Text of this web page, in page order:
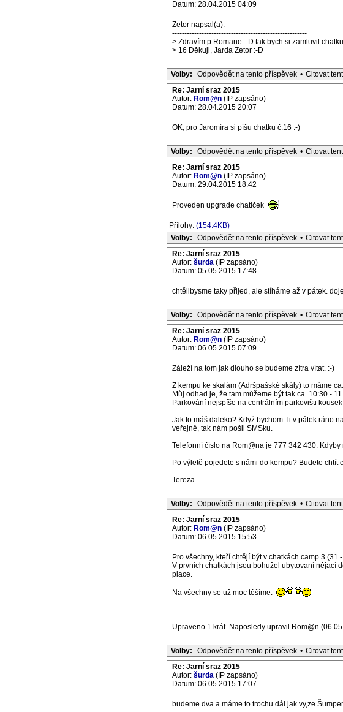
Datum: 28.04.2015 04:09
Zetor napsal(a):
-------------------------------------------------------
> Zdravím p.Romane :-D tak bych si zamluvil
> 16 Děkuji, Jarda Zetor :-D
Volby: Odpovědět na tento příspěvek • Citovat
Re: Jarní sraz 2015
Autor: Rom@n (IP zapsáno)
Datum: 28.04.2015 20:07
OK, pro Jaromíra si píšu chatku č.16 :-)
Volby: Odpovědět na tento příspěvek • Citovat
Re: Jarní sraz 2015
Autor: Rom@n (IP zapsáno)
Datum: 29.04.2015 18:42
Proveden upgrade chatiček
Přílohy: (154.4KB)
Volby:
Odpovědět na tento příspěvek • Citovat
Re: Jarní sraz 2015
Autor: šurda (IP zapsáno)
Datum: 05.05.2015 17:48
chtělibysme taky přijed, ale stíháme až v pátek.
Volby: Odpovědět na tento příspěvek • Citovat
Re: Jarní sraz 2015
Autor: Rom@n (IP zapsáno)
Datum: 06.05.2015 07:09
Záleží na tom jak dlouho se budeme zítra vítat. :-)
Z kempu ke skalám (Adršpašské skály) to máme
Můj odhad je, že tam můžeme být tak ca. 10:30 -
Parkování nejspíše na centrálním parkovišti
Jak to máš daleko? Když bychom Ti v pátek ráno
veřejně, tak nám pošli SMSku.
Telefonní číslo na Rom@na je 777 342 430. Kdyby
Po výletě pojedete s námi do kempu? Budete
Tereza
Volby: Odpovědět na tento příspěvek • Citovat
Re: Jarní sraz 2015
Autor: Rom@n (IP zapsáno)
Datum: 06.05.2015 15:53
Pro všechny, kteří chtějí být v chatkách camp 3 (31
V prvních chatkách jsou bohužel ubytovaní nějací
place.
Na všechny se už moc těšíme.
Upraveno 1 krát. Naposledy upravil Rom@n
Volby: Odpovědět na tento příspěvek • Citovat
Re: Jarní sraz 2015
Autor: šurda (IP zapsáno)
Datum: 06.05.2015 17:07
budeme dva a máme to trochu dál jak vy,ze